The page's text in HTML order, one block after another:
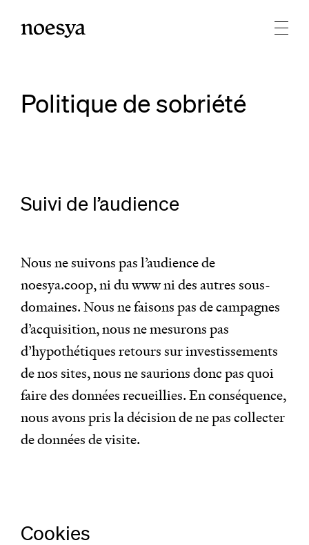
Politique de sobriété
Suivi de l’audience
Nous ne suivons pas l’audience de
noesya.coop, ni du www ni des autres sous-
domaines. Nous ne faisons pas de campagnes
d’acquisition, nous ne mesurons pas
d’hypothétiques retours sur investissements
de nos sites, nous ne saurions donc pas quoi
faire des données recueillies. En conséquence,
nous avons pris la décision de ne pas collecter
de données de visite.
Cookies